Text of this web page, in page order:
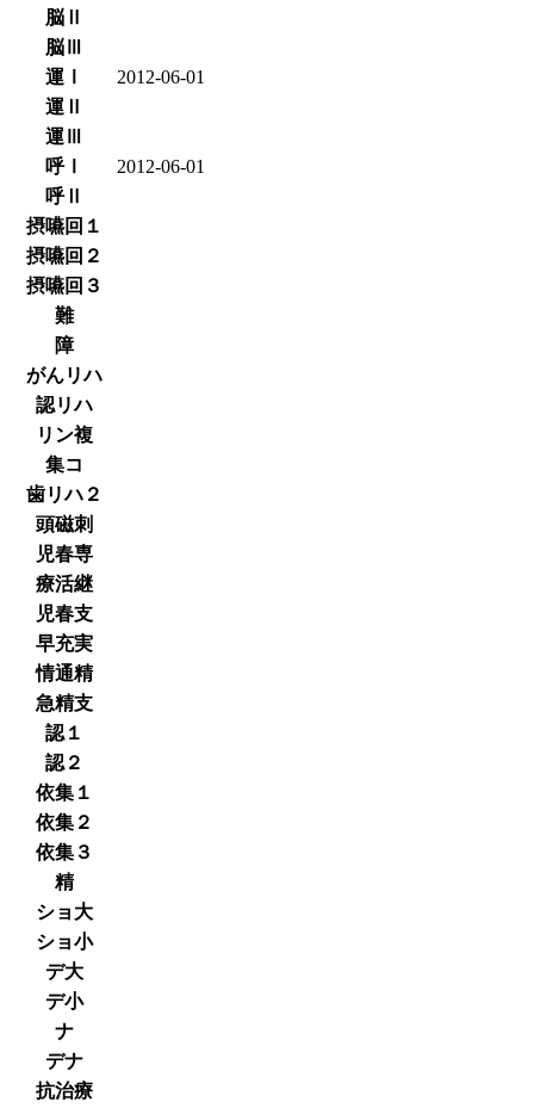
脳Ⅱ
脳Ⅲ
運Ⅰ
2012-06-01
運Ⅱ
運Ⅲ
呼Ⅰ
2012-06-01
呼Ⅱ
摂嚥回１
摂嚥回２
摂嚥回３
難
障
がんリハ
認リハ
リン複
集コ
歯リハ２
頭磁刺
児春専
療活継
児春支
早充実
情通精
急精支
認１
認２
依集１
依集２
依集３
精
ショ大
ショ小
デ大
デ小
ナ
デナ
抗治療